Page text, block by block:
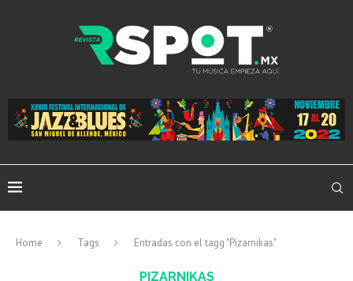
Home Tags Entradas con el tagg "Pizarnikas"
PIZARNIKAS